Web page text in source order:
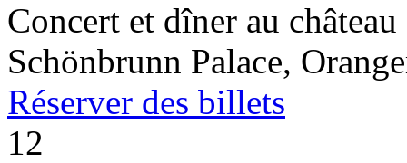
Concert et dîner au
Schönbrunn Palace,
Réserver des billets
12